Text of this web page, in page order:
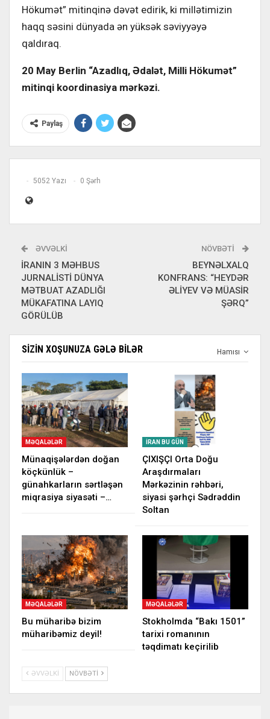
Hökumət” mitinqinə dəvət edirik, ki millətimizin
haqq səsini dünyada ən yüksək səviyyəyə
qaldıraq.
20 May Berlin “Azadlıq, Ədalət, Milli Hökumət”
mitinqi koordinasiya mərkəzi.
Paylaş
5052 Yazı 0 Şərh
ƏVVƏLKI
İRANIN 3 MƏHBUS
JURNALİSTİ DÜNYA
MƏTBUAT AZADLIĞI
MÜKAFATINA LAYIQ
GÖRÜLÜB
NÖVBƏTI
BEYNƏLXALQ
KONFRANS: “HEYDƏR
ƏLİYEV VƏ MÜASİR
ŞƏRQ”
Hamısı
SIZIN XOŞUNUZA GƏLƏ BILƏR
MƏQALƏLƏR
Münaqişələrdən doğan
köçkünlük –
günahkarların sərtləşən
miqrasiya siyasəti –…
İRAN BU GÜN
ÇIXIŞÇI Orta Doğu
Araşdırmaları
Mərkəzinin rəhbəri,
siyasi şərhçi Sədrəddin
Soltan
MƏQALƏLƏR
Bu müharibə bizim
müharibəmiz deyil!
MƏQALƏLƏR
Stokholmda “Bakı 1501”
tarixi romanının
təqdimatı keçirilib
ƏVVƏLKI NÖVBƏTI